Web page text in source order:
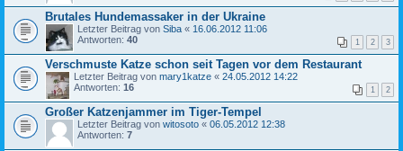
Brutales Hundemassaker in der Ukraine
Letzter Beitrag von Siba « 16.06.2012 11:06
Antworten: 40 1 2 3
Verschmuste Katze schon seit Tagen vor dem Restaurant
Letzter Beitrag von mary1katze « 24.05.2012 14:22
Antworten: 16 1 2
Großer Katzenjammer im Tiger-Tempel
Letzter Beitrag von witosoto « 06.05.2012 12:38
Antworten: 7